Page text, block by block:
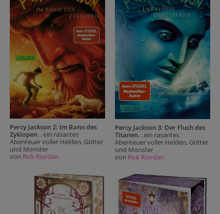
Percy Jackson 2: Im Bann des
Zyklopen. . ein rasantes
Abenteuer voller Helden, Götter
und Monster
von Rick Riordan
Percy Jackson 3: Der Fluch des
Titanen. . ein rasantes
Abenteuer voller Helden, Götter
und Monster
von Rick Riordan